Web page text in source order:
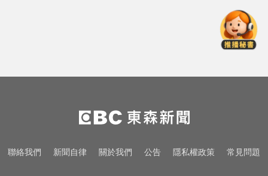
回歸V8手排
緯創股利2度延發史上首例 金管會
說重話：考慮收回股務自辦
中職／陳傑憲轟2分砲貢獻3打點！
聯絡我們 新聞自律 關於我們 公告 隱私權政策 常見問題